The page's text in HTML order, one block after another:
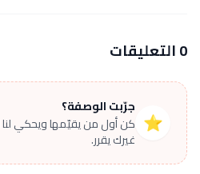
0 التعليقات
⭐
جرّبت الوصفة؟
كن أول من يقيّمها ويحكي
غيرك يقرر.